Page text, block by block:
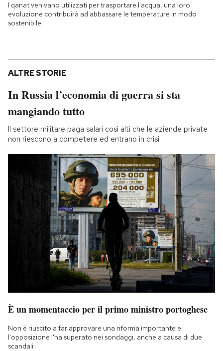
I qanat venivano utilizzati per trasportare l'acqua, una loro
evoluzione contribuirà ad abbassare le temperature in modo
sostenibile
ALTRE STORIE
In Russia l’economia di guerra si sta
mangiando tutto
Il settore militare paga salari così alti che le aziende private
non riescono a competere ed entrano in crisi
È un momentaccio per il primo ministro portoghese
Non è riuscito a far approvare una riforma importante e
l'opposizione l'ha superato nei sondaggi, anche a causa di due
scandali